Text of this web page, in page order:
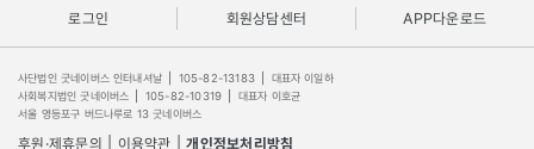
로그인 회원상담센터 APP다운로드
사단법인 굿네이버스 인터내셔날 105-82-13183
대표자 이일하
사회복지법인 굿네이버스
105-82-10319
대표자 이호균
서울 영등포구 버드나루로 13 굿네이버스
후원·제휴문의 이용약관 개인정보처리방침